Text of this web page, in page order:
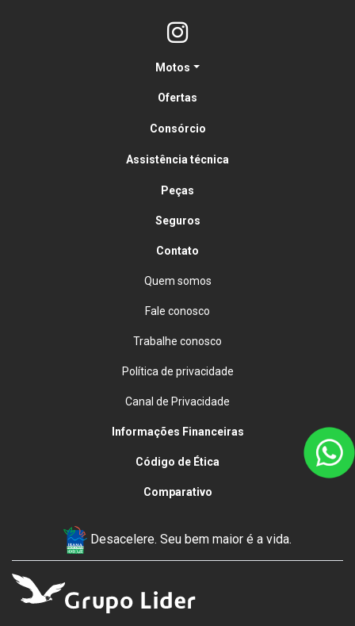
Motos
Ofertas
Consórcio
Assistência técnica
Peças
Seguros
Contato
Quem somos
Fale conosco
Trabalhe conosco
Política de privacidade
Canal de Privacidade
Informações Financeiras
Código de Ética
Comparativo
Desacelere. Seu bem maior é a vida.